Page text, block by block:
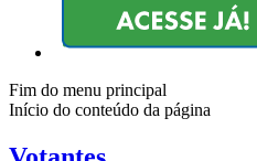
Fim do menu principal
Início do conteúdo da página